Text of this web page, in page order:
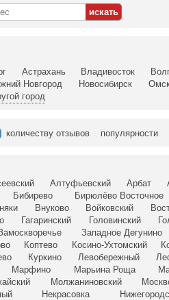
Астрахань Владивосток
Новгород Новосибирск
город
количеству отзывов популярности
Алтуфьевский Арбат
Бибирево Бирюлёво Восточное
Внуково Войковский
Гагаринский Головинский
Западное Дегунино
Коптево Косино-Ухтомский
Куркино Левобережный
Марфино Марьина Роща
Молжаниновский
Некрасовка